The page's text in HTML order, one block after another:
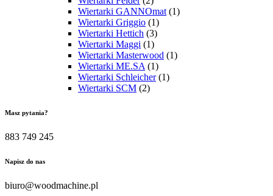
Wiertarki GANNOmat (1)
Wiertarki Griggio (1)
Wiertarki Hettich (3)
Wiertarki Maggi (1)
Wiertarki Masterwood (1)
Wiertarki ME.SA (1)
Wiertarki Schleicher (1)
Wiertarki SCM (2)
Masz pytania?
883 749 245
Napisz do nas
biuro@woodmachine.pl